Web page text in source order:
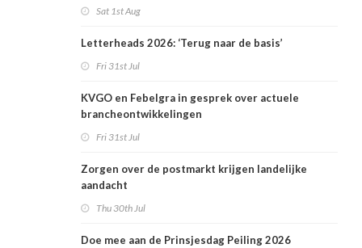
Sat 1st Aug
Letterheads 2026: ‘Terug naar de basis’
Fri 31st Jul
KVGO en Febelgra in gesprek over actuele
brancheontwikkelingen
Fri 31st Jul
Zorgen over de postmarkt krijgen landelijke
aandacht
Thu 30th Jul
Doe mee aan de Prinsjesdag Peiling 2026